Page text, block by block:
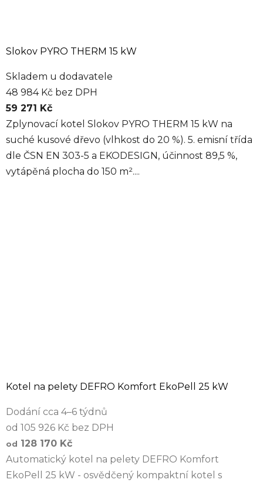
Slokov PYRO THERM 15 kW
Skladem u dodavatele
48 984 Kč bez DPH
59 271 Kč
Zplynovací kotel Slokov PYRO THERM 15 kW na
suché kusové dřevo (vlhkost do 20 %). 5. emisní třída
dle ČSN EN 303-5 a EKODESIGN, účinnost 89,5 %,
vytápěná plocha do 150 m²....
Kotel na pelety DEFRO Komfort EkoPell 25 kW
Dodání cca 4–6 týdnů
od 105 926 Kč bez DPH
od 128 170 Kč
Automatický kotel na pelety DEFRO Komfort
EkoPell 25 kW - osvědčený kompaktní kotel s